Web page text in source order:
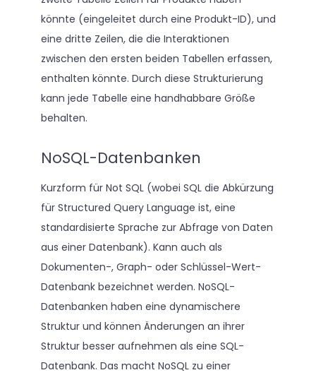
könnte (eingeleitet durch eine Produkt-ID), und
eine dritte Zeilen, die die Interaktionen
zwischen den ersten beiden Tabellen erfassen,
enthalten könnte. Durch diese Strukturierung
kann jede Tabelle eine handhabbare Größe
behalten.
NoSQL-Datenbanken
Kurzform für Not SQL (wobei SQL die Abkürzung
für Structured Query Language ist, eine
standardisierte Sprache zur Abfrage von Daten
aus einer Datenbank). Kann auch als
Dokumenten-, Graph- oder Schlüssel-Wert-
Datenbank bezeichnet werden. NoSQL-
Datenbanken haben eine dynamischere
Struktur und können Änderungen an ihrer
Struktur besser aufnehmen als eine SQL-
Datenbank. Das macht NoSQL zu einer